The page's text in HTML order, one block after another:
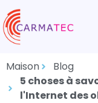
Maison
Blog
5 choses à
l'Internet des